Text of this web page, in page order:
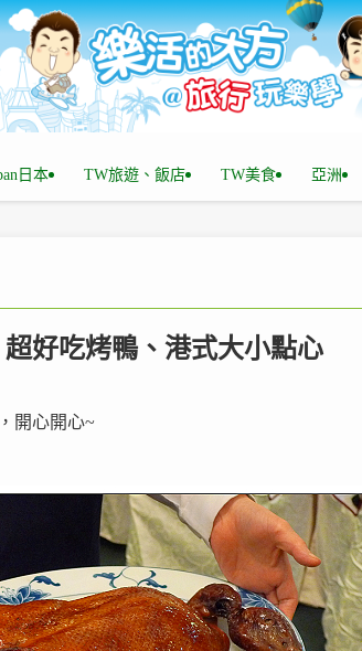
日本 TW旅遊、飯店 TW美食 亞洲
好吃烤鴨、港式大小點心
開心開心~